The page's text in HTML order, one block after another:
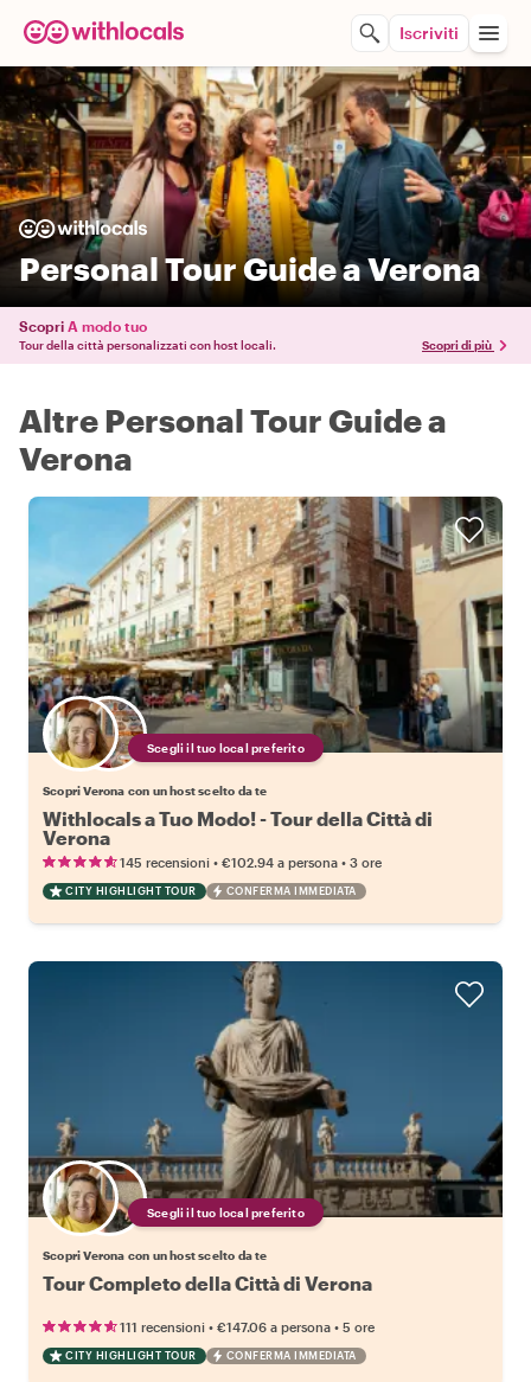
Iscriviti
Personal Tour Guide a Verona
Scopri A modo tuo
Tour della città personalizzati con host locali. Scopri di più
Altre Personal Tour Guide a
Verona
Scegli il tuo local preferito
Scopri Verona con un host scelto da te
Withlocals a Tuo Modo! - Tour della Città di
Verona
145 recensioni • €102.94 a persona • 3 ore
CITY HIGHLIGHT TOUR CONFERMA IMMEDIATA
Scegli il tuo local preferito
Scopri Verona con un host scelto da te
Tour Completo della Città di Verona
111 recensioni • €147.06 a persona • 5 ore
CITY HIGHLIGHT TOUR CONFERMA IMMEDIATA